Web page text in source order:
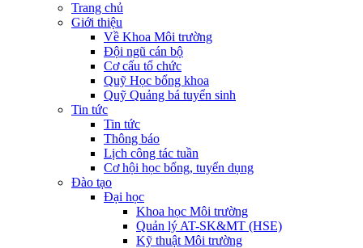
Trang chủ
Giới thiệu
Về Khoa Môi trường
Đội ngũ cán bộ
Cơ cấu tổ chức
Quỹ Học bổng khoa
Quỹ Quảng bá tuyển sinh
Tin tức
Tin tức
Thông báo
Lịch công tác tuần
Cơ hội học bổng, tuyển dụng
Đào tạo
Đại học
Khoa học Môi trường
Quản lý AT-SK&MT (HSE)
Kỹ thuật Môi trường